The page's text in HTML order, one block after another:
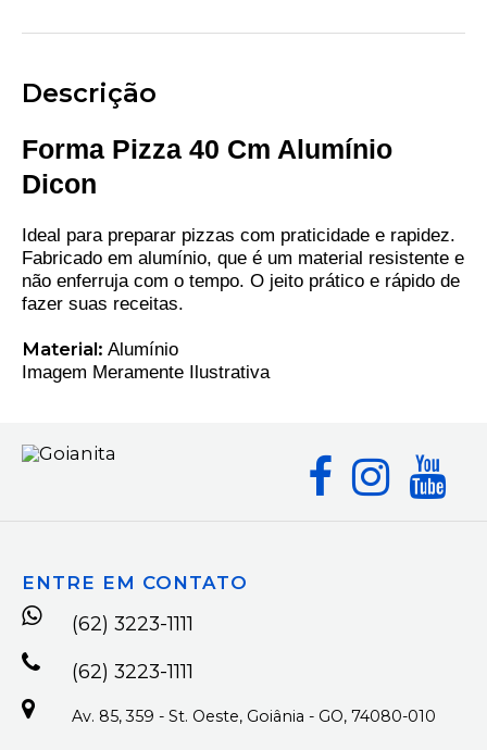
Descrição
Forma Pizza 40 Cm Alumínio
Dicon
Ideal para preparar pizzas com praticidade e rapidez.
Fabricado em alumínio, que é um material resistente e
não enferruja com o tempo. O jeito prático e rápido de
fazer suas receitas.
Material: Alumínio
Imagem Meramente Ilustrativa
ENTRE EM CONTATO
(62) 3223-1111
(62) 3223-1111
Av. 85, 359 - St. Oeste, Goiânia - GO, 74080-010